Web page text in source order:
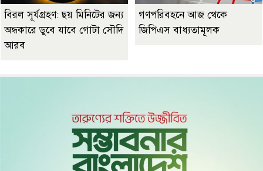
বিরল সূর্যগ্রহণ: ছয় মিনিটের জন্য
অন্ধকারে ডুবে যাবে গোটা সৌদি
আরব
গণপরিবহনে আজ থেকে
জিপিএস বাধ্যতামূলক